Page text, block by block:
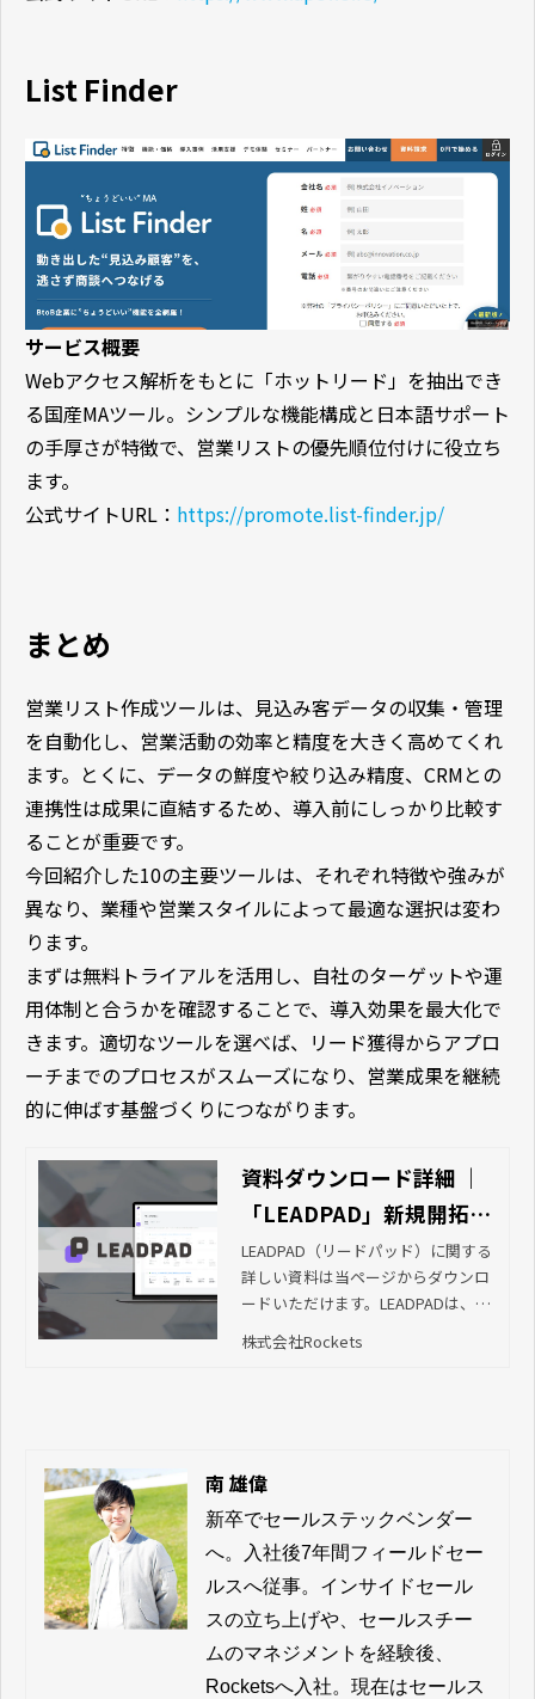
List Finder
サービス概要
Webアクセス解析をもとに「ホットリード」を抽出でき
る国産MAツール。シンプルな機能構成と日本語サポート
の手厚さが特徴で、営業リストの優先順位付けに役立ち
ます。
公式サイトURL： https://promote.list-finder.jp/
まとめ
営業リスト作成ツールは、見込み客データの収集・管理
を自動化し、営業活動の効率と精度を大きく高めてくれ
ます。とくに、データの鮮度や絞り込み精度、CRMとの
連携性は成果に直結するため、導入前にしっかり比較す
ることが重要です。
今回紹介した10の主要ツールは、それぞれ特徴や強みが
異なり、業種や営業スタイルによって最適な選択は変わ
ります。
まずは無料トライアルを活用し、自社のターゲットや運
用体制と合うかを確認することで、導入効果を最大化で
きます。適切なツールを選べば、リード獲得からアプロ
ーチまでのプロセスがスムーズになり、営業成果を継続
的に伸ばす基盤づくりにつながります。
資料ダウンロード詳細 ｜
「LEADPAD」新規開拓と
受注率アップを叶えるセ
ールスエンゲージメント
ツール｜株式会社Rockets
LEADPAD（リードパッド）に関する
詳しい資料は当ページからダウンロ
ードいただけます。LEADPADは、受
注率の高い顧客を見つけるセールス
エンゲージメントツールです。貴社
顧客の動向がわかるシグナル通知を
活用した最適なタイミングでのアプ
ローチを可能とし、 調査やリスト化
の工数を大幅に削減し、これまで以
上に効率的な営業活動環境の構築を
支援します。
株式会社Rockets
南 雄偉
新卒でセールステックベンダー
へ。入社後7年間フィールドセー
ルスへ従事。インサイドセール
スの立ち上げや、セールスチー
ムのマネジメントを経験後、
Rocketsへ入社。現在はセールス